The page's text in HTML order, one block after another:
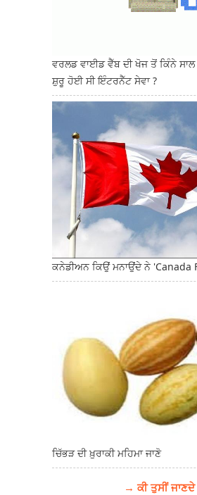
ਵਰਲਡ ਵਾਈਡ ਵੈੱਬ ਦੀ ਖੋਜ ਤੋਂ ਕਿੰਨੇ
ਸ਼ੁਰੂ ਹੋਈ ਸੀ ਇੰਟਰਨੈੱਟ ਸੇਵਾ ?
ਕਨੇਡੀਅਨ ਕਿਉਂ ਮਨਾਉਂਦੇ ਨੇ 'Canada
ਚਿੱਭੜ ਦੀ ਖ਼ੁਰਾਕੀ ਮਹਿਮਾ ਜਾਣੋ
→ ਕੀ ਤੁਸੀਂ